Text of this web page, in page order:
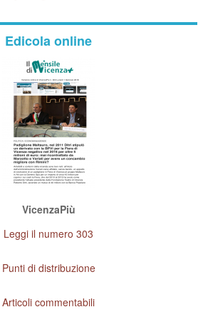
Edicola online
VicenzaPiù
Leggi il numero 303
Punti di distribuzione
Articoli commentabili